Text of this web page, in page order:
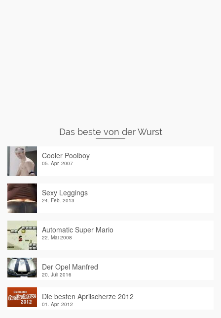
Das beste von der Wurst
Cooler Poolboy
05. Apr. 2007
Sexy Leggings
24. Feb. 2013
Automatic Super Mario
22. Mai 2008
Der Opel Manfred
20. Juli 2016
Die besten Aprilscherze 2012
01. Apr. 2012